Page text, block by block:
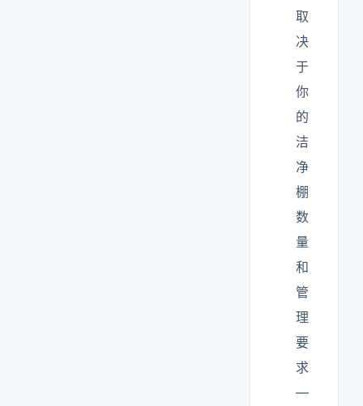
取
决
于
你
的
洁
净
棚
数
量
和
管
理
要
求
—